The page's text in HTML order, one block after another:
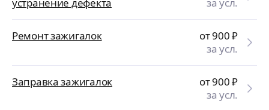
Ремонт зажигалок от 900₽
за усл.
Заправка зажигалок от 900₽
за усл.